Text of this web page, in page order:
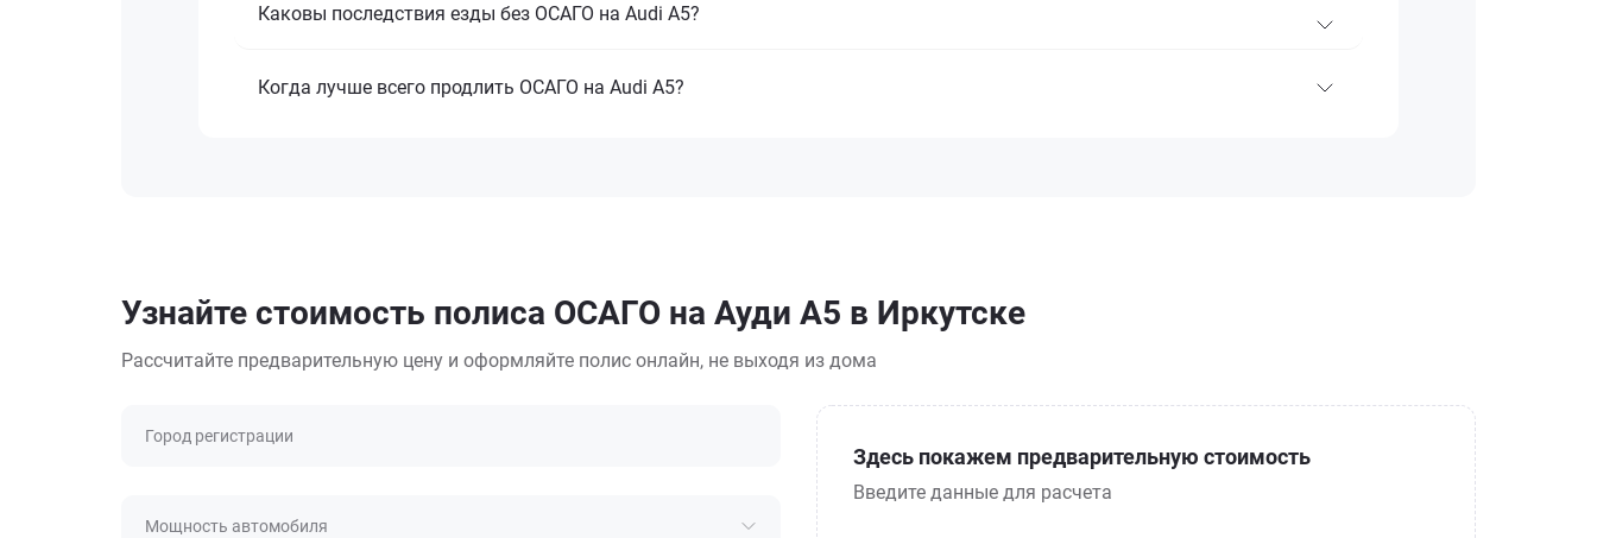
Каковы последствия езды без ОСАГО на Audi A5?
Когда лучше всего продлить ОСАГО на Audi A5?
Узнайте стоимость полиса ОСАГО на Ауди А5 в Иркутске
Рассчитайте предварительную цену и оформляйте полис онлайн, не выходя из дома
Город регистрации
Мощность автомобиля
Здесь покажем предварительную стоимость
Введите данные для расчета